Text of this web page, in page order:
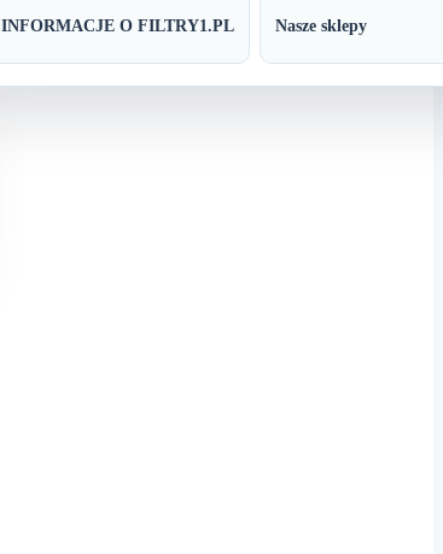
INFORMACJE O FILTRY1.PL Nasze sklepy